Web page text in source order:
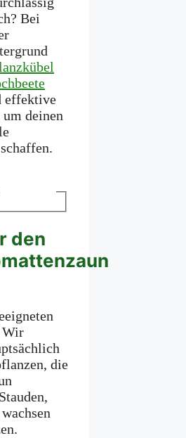
Bei
effektive
deinen
den
Wir
die